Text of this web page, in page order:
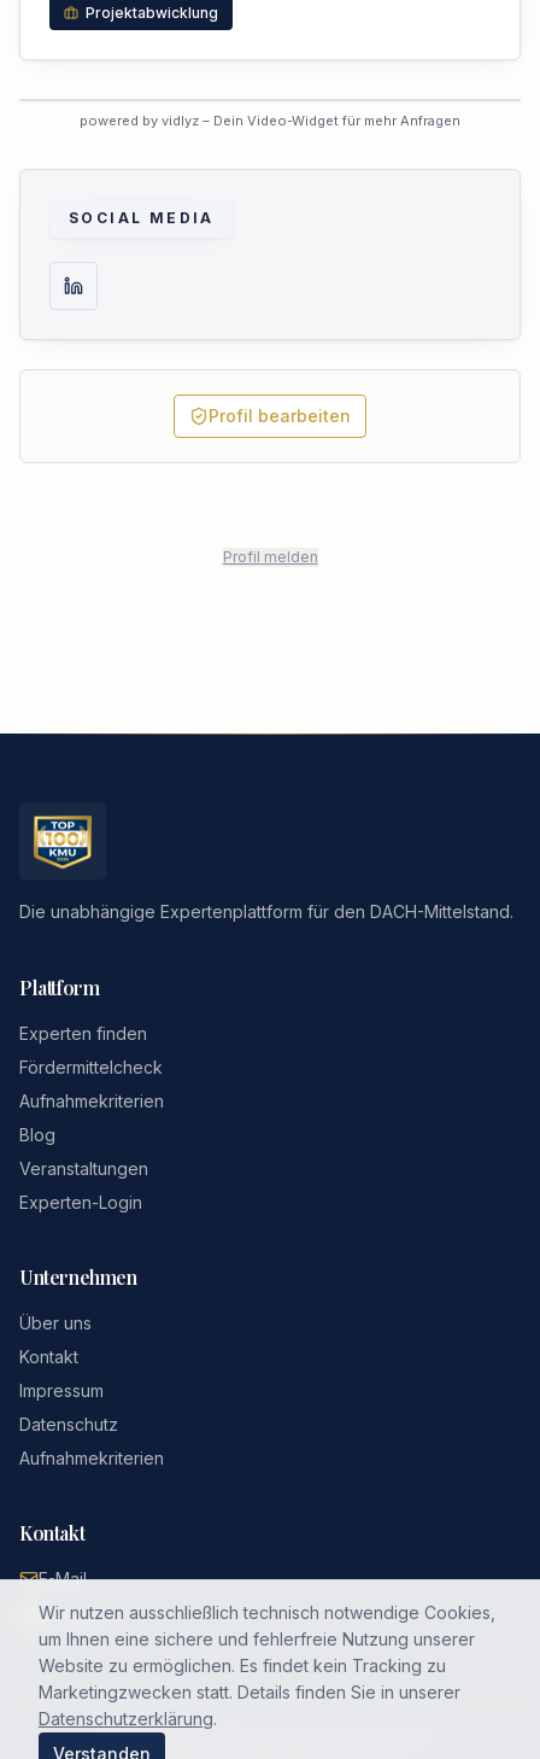
Projektabwicklung
Dieses Profil hat das interaktive
powered by vidlyz – Dein Video-Widget für mehr Anfragen
SOCIAL MEDIA
Profil bearbeiten
Profil melden
Die unabhängige Expertenplattform für den DACH-Mittelstand.
Plattform
Experten finden
Fördermittelcheck
Aufnahmekriterien
Blog
Veranstaltungen
Experten-Login
Unternehmen
Über uns
Kontakt
Impressum
Datenschutz
Aufnahmekriterien
Kontakt
E-Mail
LinkedIn
©2026Top 100 KMU. Alle Rechte vorbehalten.
Wir nutzen ausschließlich technisch notwendige Cookies,
um Ihnen eine sichere und fehlerfreie Nutzung unserer
Website zu ermöglichen. Es findet kein Tracking zu
Marketingzwecken statt. Details finden Sie in unserer
Datenschutzerklärung.
Verstanden